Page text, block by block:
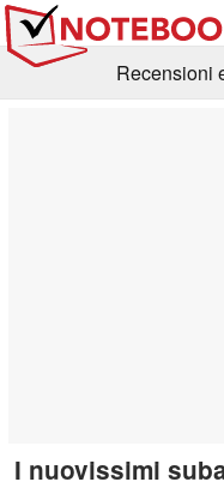
Recensioni
I nuovissimi